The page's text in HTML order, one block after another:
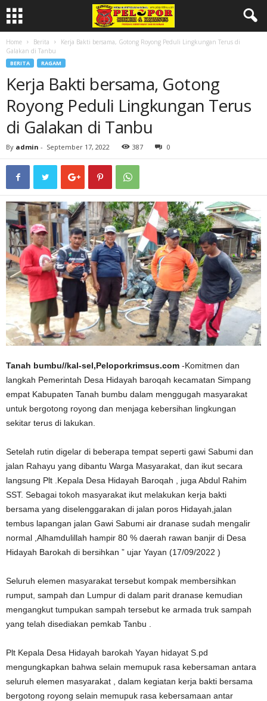
Home Berita
Kerja Bakti bersama, Gotong Royong Peduli Lingkungan Terus di
Galakan di Tanbu
BERITA RAGAM
Kerja Bakti bersama, Gotong
Royong Peduli Lingkungan Terus
di Galakan di Tanbu
By admin - September 17, 2022 387 0
Tanah bumbu//kal-sel,Peloporkrimsus.com -Komitmen dan
langkah Pemerintah Desa Hidayah baroqah kecamatan Simpang
empat Kabupaten Tanah bumbu dalam menggugah masyarakat
untuk bergotong royong dan menjaga kebersihan lingkungan
sekitar terus di lakukan.
Setelah rutin digelar di beberapa tempat seperti gawi Sabumi dan
jalan Rahayu yang dibantu Warga Masyarakat, dan ikut secara
langsung Plt .Kepala Desa Hidayah Baroqah , juga Abdul Rahim
SST. Sebagai tokoh masyarakat ikut melakukan kerja bakti
bersama yang diselenggarakan di jalan poros Hidayah,jalan
tembus lapangan jalan Gawi Sabumi air dranase sudah mengalir
normal ,Alhamdulillah hampir 80 % daerah rawan banjir di Desa
Hidayah Barokah di bersihkan ” ujar Yayan (17/09/2022 )
Seluruh elemen masyarakat tersebut kompak membersihkan
rumput, sampah dan Lumpur di dalam parit dranase kemudian
mengangkut tumpukan sampah tersebut ke armada truk sampah
yang telah disediakan pemkab Tanbu .
Plt Kepala Desa Hidayah barokah Yayan hidayat S.pd
mengungkapkan bahwa selain memupuk rasa kebersaman antara
seluruh elemen masyarakat , dalam kegiatan kerja bakti bersama
bergotong royong selain memupuk rasa kebersamaan antar